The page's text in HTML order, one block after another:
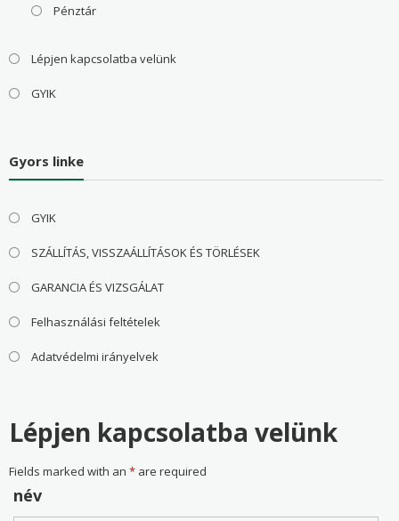
Pénztár
Lépjen kapcsolatba velünk
GYIK
Gyors linke
GYIK
SZÁLLÍTÁS, VISSZAÁLLÍTÁSOK ÉS TÖRLÉSEK
GARANCIA ÉS VIZSGÁLAT
Felhasználási feltételek
Adatvédelmi irányelvek
Lépjen kapcsolatba velünk
Fields marked with an *are required
név